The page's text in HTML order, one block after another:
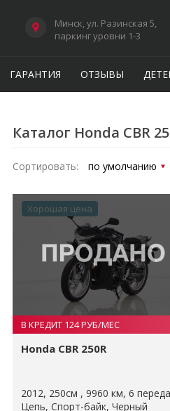
Минск, ул. Разинская 5,
паркинг уровни 1-3
ГАРАНТИЯ ОТЗЫВЫ
Каталог Honda CBR
Сортировать:
Хорошая цена
В КРЕДИТ 124 РУБ/МЕС
Honda CBR 250R
2012 250см 9960 км 6
Цепь Спорт-байк Черный